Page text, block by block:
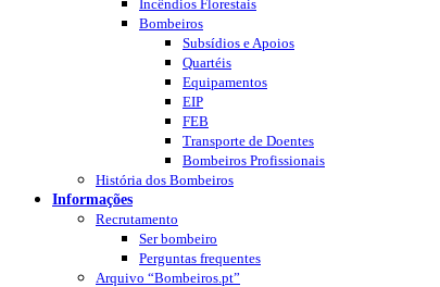
Incêndios Florestais
Bombeiros
Subsídios e Apoios
Quartéis
Equipamentos
EIP
FEB
Transporte de Doentes
Bombeiros Profissionais
História dos Bombeiros
Informações
Recrutamento
Ser bombeiro
Perguntas frequentes
Arquivo “Bombeiros.pt”